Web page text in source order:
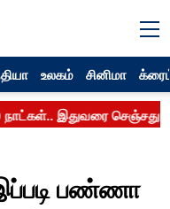
உலகம் சினிமா
பண்ணா